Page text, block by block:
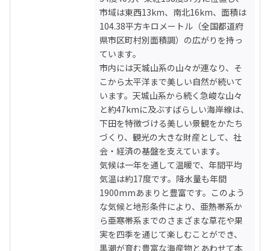
市域は東西13km、南北16km、面積は
104.38平方キロメートル（全国都道府
県市区町村別面積調）の広がりを持っ
ています。
市内には天城山系の山々が連なり、そ
こから太平洋まで美しい自然が続いて
います。天城山系から続く急峻な山々
と約47kmに及ぶすばらしい海岸線は、
下田を特徴づける美しい景観をかたち
づくり、観光の大きな財産として、社
会・経済の基盤を支えています。
気候は一年を通して温暖で、年間平均
気温は約17度です。降水量も年間
1900mmあまりと豊富です。このよう
な気候と地形条件により、亜熱帯系か
ら亜寒帯系までのさまざまな草花や果
実を四季を通じて楽しむことができ、
黒潮が育む豊富な海産物とあわせて本